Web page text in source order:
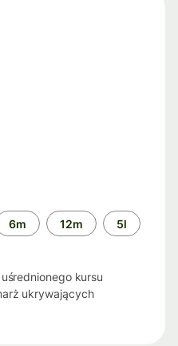
6m 12m 5l
kursu
ukrywających